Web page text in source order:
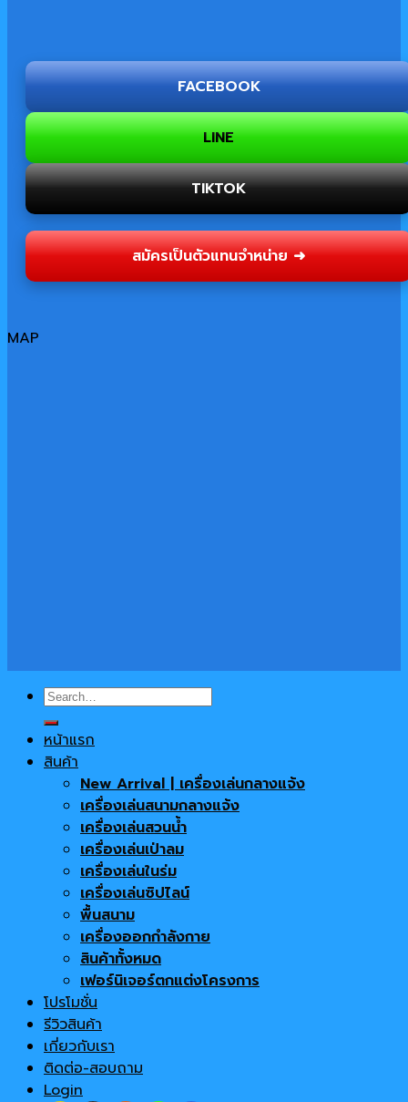
FACEBOOK
LINE
TIKTOK
สมัครเป็นตัวแทนจำหน่าย ➜
MAP
Search
for:
หน้าแรก
สินค้า
New Arrival | เครื่องเล่นกลางแจ้ง
เครื่องเล่นสนามกลางแจ้ง
เครื่องเล่นสวนน้ำ
เครื่องเล่นเป่าลม
เครื่องเล่นในร่ม
เครื่องเล่นซิปไลน์
พื้นสนาม
เครื่องออกกำลังกาย
สินค้าทั้งหมด
เฟอร์นิเจอร์ตกแต่งโครงการ
โปรโมชั่น
รีวิวสินค้า
เกี่ยวกับเรา
ติดต่อ-สอบถาม
Login